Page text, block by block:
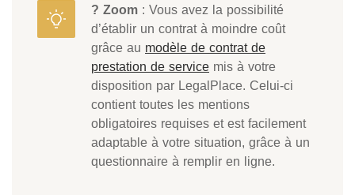
? Zoom : Vous avez la possibilité
d’établir un contrat à moindre coût
grâce au modèle de contrat de
prestation de service mis à votre
disposition par LegalPlace. Celui-ci
contient toutes les mentions
obligatoires requises et est facilement
adaptable à votre situation, grâce à un
questionnaire à remplir en ligne.